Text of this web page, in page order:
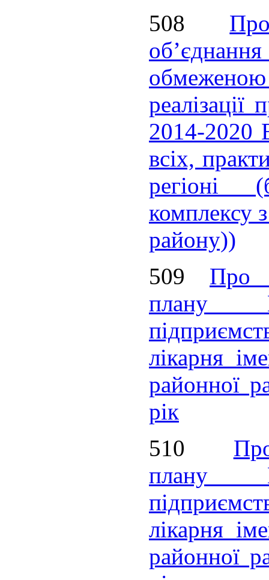
508
обмеженою
2014-2020
всіх,
регіоні
комплексу
району))
509 Про
плану
лікарня
районної
рік
510
плану
лікарня
районної